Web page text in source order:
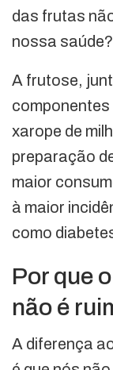
das frutas
nossa saúde?
A frutose,
xarope de
preparação
maior
à maior
como
Por que
não é
A diferença